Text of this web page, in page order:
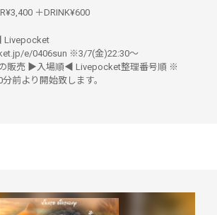
＋DRINK¥600
Livepocket
e/0406sun ※3/7(金)22:30〜
販売 ▶︎入場順◀︎ Livepocket整理番号順 ※
前より開始致します。